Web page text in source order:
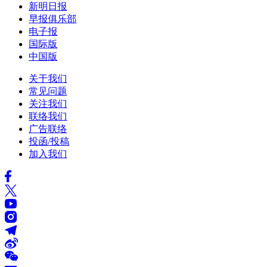
新明日报
早报俱乐部
电子报
国际版
中国版
关于我们
常见问题
关注我们
联络我们
广告联络
投函/投稿
加入我们